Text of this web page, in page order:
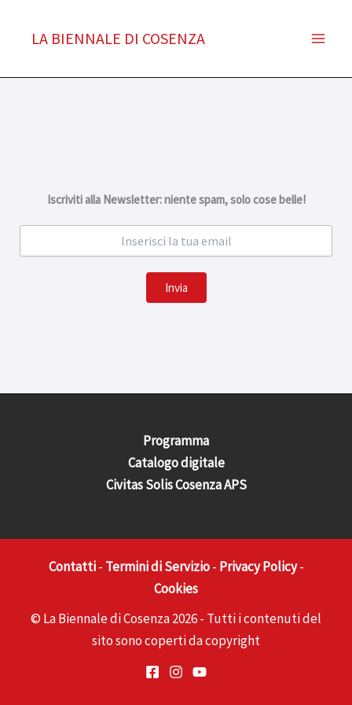
LA BIENNALE DI COSENZA
Iscriviti alla Newsletter: niente spam, solo cose belle!
Invia
Programma
Catalogo digitale
Civitas Solis Cosenza APS
Contatti - Termini di Servizio - Privacy Policy-
Cookies
© La Biennale di Cosenza 2026 - Tutti i contenuti del
sito sono coperti da copyright